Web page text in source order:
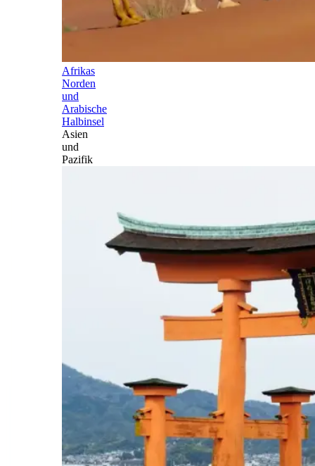
Afrikas
Norden
und
Arabische
Halbinsel
Asien
und
Pazifik